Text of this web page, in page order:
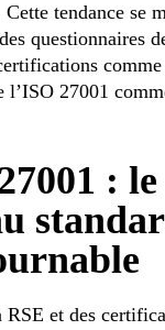
tendance se
questionnaires
l’ISO 27001
: le
RSE et des